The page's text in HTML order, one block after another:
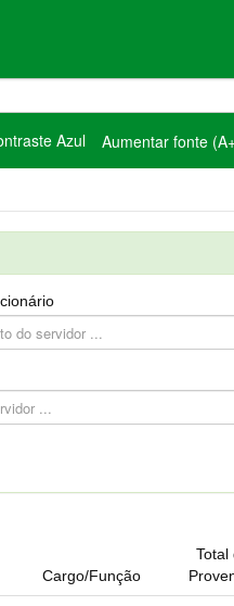
Azul Aumentar fonte
Cargo/Função
Total